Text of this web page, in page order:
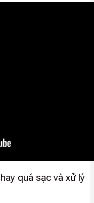
quá sạc và xử lý